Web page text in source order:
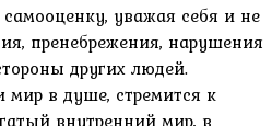
уважая себя и не
пренебрежения, нарушения
других людей.
мир в душе, стремится к
внутренний мир, в